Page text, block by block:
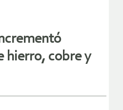
hierro, cobre y